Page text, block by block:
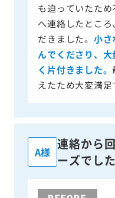
も迫っていたた
へ連絡したとこ
だきました。 小さ
んでくださり、
く片付きました。
えたため大変満足
A様
連絡から
ーズでした